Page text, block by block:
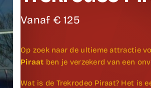
Vanaf €125
Op zoek naar de ultieme attractie
Piraat ben je verzekerd van een
Wat is de Trekrodeo Piraat? Het is